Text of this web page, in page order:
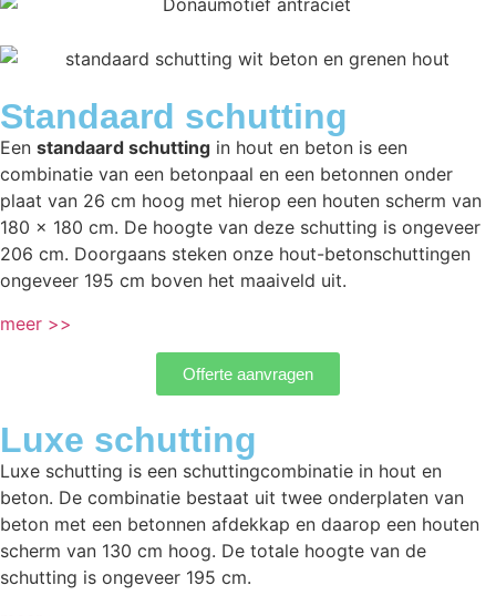
Standaard schutting
Een standaard schutting in hout en beton is een
combinatie van een betonpaal en een betonnen onder
plaat van 26 cm hoog met hierop een houten scherm van
180 x 180 cm. De hoogte van deze schutting is ongeveer
206 cm. Doorgaans steken onze hout-betonschuttingen
ongeveer 195 cm boven het maaiveld uit.
meer >>
Offerte aanvragen
Luxe schutting
Luxe schutting is een schuttingcombinatie in hout en
beton. De combinatie bestaat uit twee onderplaten van
beton met een betonnen afdekkap en daarop een houten
scherm van 130 cm hoog. De totale hoogte van de
schutting is ongeveer 195 cm.